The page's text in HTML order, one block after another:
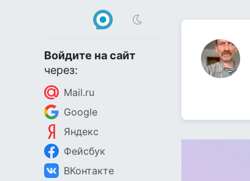
Войдите на сайт
через:
Mail.ru
Google
Яндекс
Фейсбук
ВКонтакте